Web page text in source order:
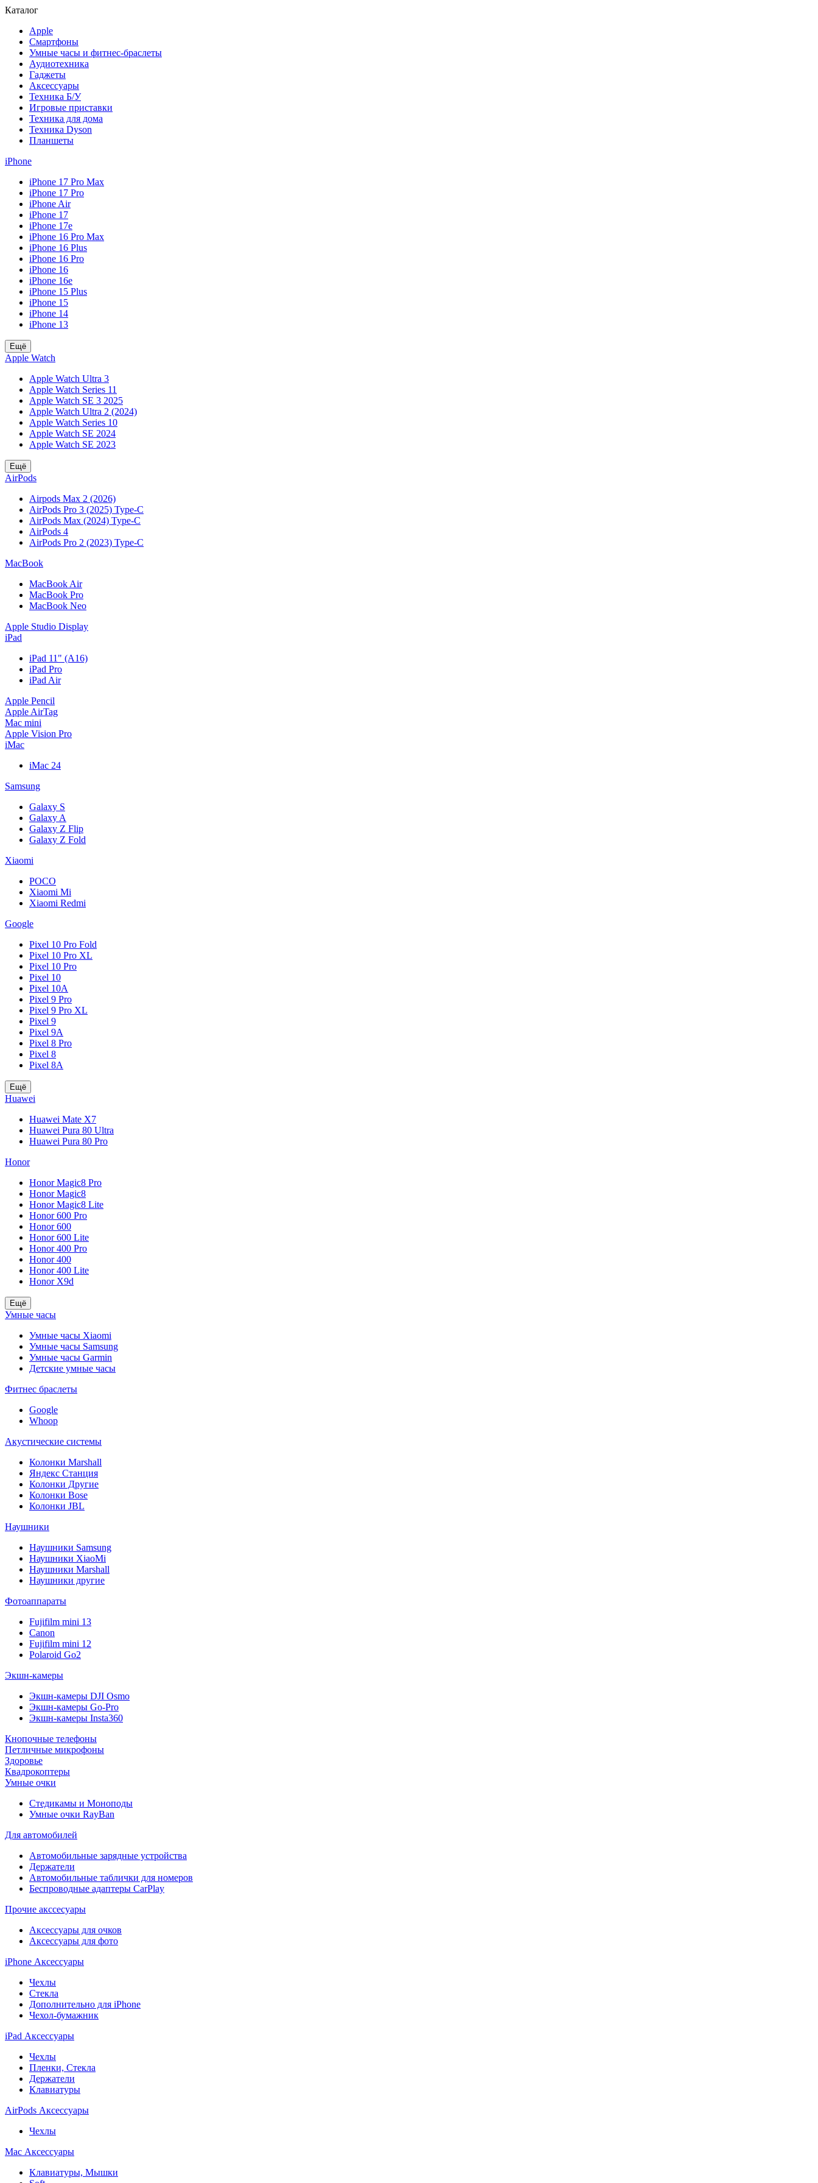
Каталог
Apple
Смартфоны
Умные часы и фитнес-браслеты
Аудиотехника
Гаджеты
Аксессуары
Техника Б/У
Игровые приставки
Техника для дома
Техника Dyson
Планшеты
iPhone
iPhone 17 Pro Max
iPhone 17 Pro
iPhone Air
iPhone 17
iPhone 17e
iPhone 16 Pro Max
iPhone 16 Plus
iPhone 16 Pro
iPhone 16
iPhone 16e
iPhone 15 Plus
iPhone 15
iPhone 14
iPhone 13
Ещё
Apple Watch
Apple Watch Ultra 3
Apple Watch Series 11
Apple Watch SE 3 2025
Apple Watch Ultra 2 (2024)
Apple Watch Series 10
Apple Watch SE 2024
Apple Watch SE 2023
Ещё
AirPods
Airpods Max 2 (2026)
AirPods Pro 3 (2025) Type-C
AirPods Max (2024) Type-C
AirPods 4
AirPods Pro 2 (2023) Type-C
MacBook
MacBook Air
MacBook Pro
MacBook Neo
Apple Studio Display
iPad
iPad 11" (A16)
iPad Pro
iPad Air
Apple Pencil
Apple AirTag
Mac mini
Apple Vision Pro
iMac
iMac 24
Samsung
Galaxy S
Galaxy A
Galaxy Z Flip
Galaxy Z Fold
Xiaomi
POCO
Xiaomi Mi
Xiaomi Redmi
Google
Pixel 10 Pro Fold
Pixel 10 Pro XL
Pixel 10 Pro
Pixel 10
Pixel 10A
Pixel 9 Pro
Pixel 9 Pro XL
Pixel 9
Pixel 9A
Pixel 8 Pro
Pixel 8
Pixel 8A
Ещё
Huawei
Huawei Mate X7
Huawei Pura 80 Ultra
Huawei Pura 80 Pro
Honor
Honor Magic8 Pro
Honor Magic8
Honor Magic8 Lite
Honor 600 Pro
Honor 600
Honor 600 Lite
Honor 400 Pro
Honor 400
Honor 400 Lite
Honor X9d
Ещё
Умные часы
Умные часы Xiaomi
Умные часы Samsung
Умные часы Garmin
Детские умные часы
Фитнес браслеты
Google
Whoop
Акустические системы
Колонки Marshall
Яндекс Станция
Колонки Другие
Колонки Bose
Колонки JBL
Наушники
Наушники Samsung
Наушники XiaoMi
Наушники Marshall
Наушники другие
Фотоаппараты
Fujifilm mini 13
Canon
Fujifilm mini 12
Polaroid Go2
Экшн-камеры
Экшн-камеры DJI Osmo
Экшн-камеры Go-Pro
Экшн-камеры Insta360
Кнопочные телефоны
Петличные микрофоны
Здоровье
Квадрокоптеры
Умные очки
Стедикамы и Моноподы
Умные очки RayBan
Для автомобилей
Автомобильные зарядные устройства
Держатели
Автомобильные таблички для номеров
Беспроводные адаптеры CarPlay
Прочие акссесуары
Аксессуары для очков
Аксессуары для фото
iPhone Аксессуары
Чехлы
Стекла
Дополнительно для iPhone
Чехол-бумажник
iPad Аксессуары
Чехлы
Пленки, Стекла
Держатели
Клавиатуры
AirPods Аксессуары
Чехлы
Mac Аксессуары
Клавиатуры, Мышки